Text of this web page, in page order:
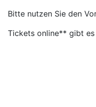
Bitte nutzen Sie den
Tickets online** gibt es